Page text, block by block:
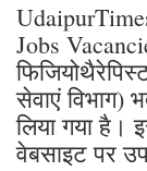
Jobs
सेवाएं विभाग)
लिया गया है।
वेबसाइट पर